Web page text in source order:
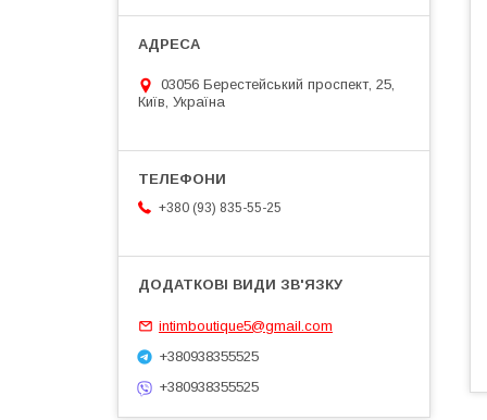
03056 Берестейський проспект, 25,
Київ, Україна
+380 (93) 835-55-25
intimboutique5@gmail.com
+380938355525
+380938355525